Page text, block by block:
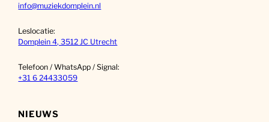
info@muziekdomplein.nl
Leslocatie:
Domplein 4, 3512 JC Utrecht
Telefoon / WhatsApp / Signal:
+31 6 24433059
NIEUWS